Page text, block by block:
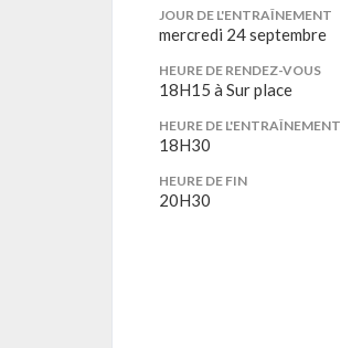
JOUR DE L'ENTRAÎNEMENT
mercredi 24 septembre
HEURE DE RENDEZ-VOUS
18H15 à Sur place
HEURE DE L'ENTRAÎNEMENT
18H30
HEURE DE FIN
20H30